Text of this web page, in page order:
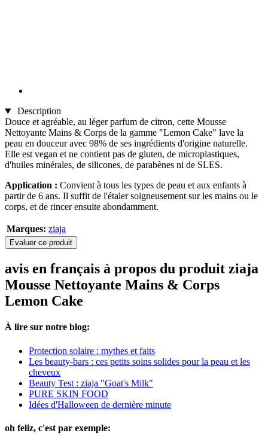
Description
Douce et agréable, au léger parfum de citron, cette Mousse
Nettoyante Mains & Corps de la gamme "Lemon Cake" lave la
peau en douceur avec 98% de ses ingrédients d'origine naturelle.
Elle est vegan et ne contient pas de gluten, de microplastiques,
d'huiles minérales, de silicones, de parabènes ni de SLES.
Application : Convient à tous les types de peau et aux enfants à
partir de 6 ans. Il suffit de l'étaler soigneusement sur les mains ou le
corps, et de rincer ensuite abondamment.
Marques: ziaja
Evaluer ce produit
avis en français à propos du produit ziaja
Mousse Nettoyante Mains & Corps
Lemon Cake
À lire sur notre blog:
Protection solaire : mythes et faits
Les beauty-bars : ces petits soins solides pour la peau et les
cheveux
Beauty Test : ziaja "Goat's Milk"
PURE SKIN FOOD
Idées d'Halloween de dernière minute
oh feliz, c'est par exemple: